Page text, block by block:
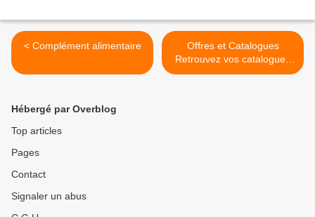
< Complément alimentaire
Offres et Catalogues
Retrouvez vos catalogues
habituels. Entrez votre
Hébergé par Overblog
Top articles
Pages
Contact
Signaler un abus